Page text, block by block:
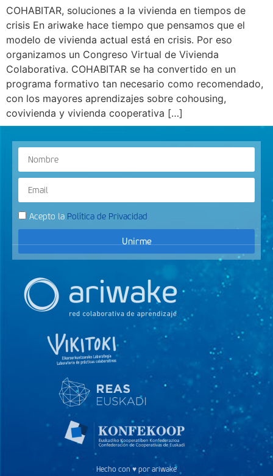
COHABITAR, soluciones a la vivienda en tiempos de
crisis En ariwake hace tiempo que pensamos que el
modelo de vivienda actual está en crisis. Por eso
organizamos un Congreso Virtual de Vivienda
Colaborativa. COHABITAR se ha convertido en un
programa formativo tan necesario como recomendado,
con los mayores aprendizajes sobre cohousing,
covivienda y vivienda cooperativa […]
Acepto la Política de Privacidad
Unirme
Hecho con ♥ por ariwake